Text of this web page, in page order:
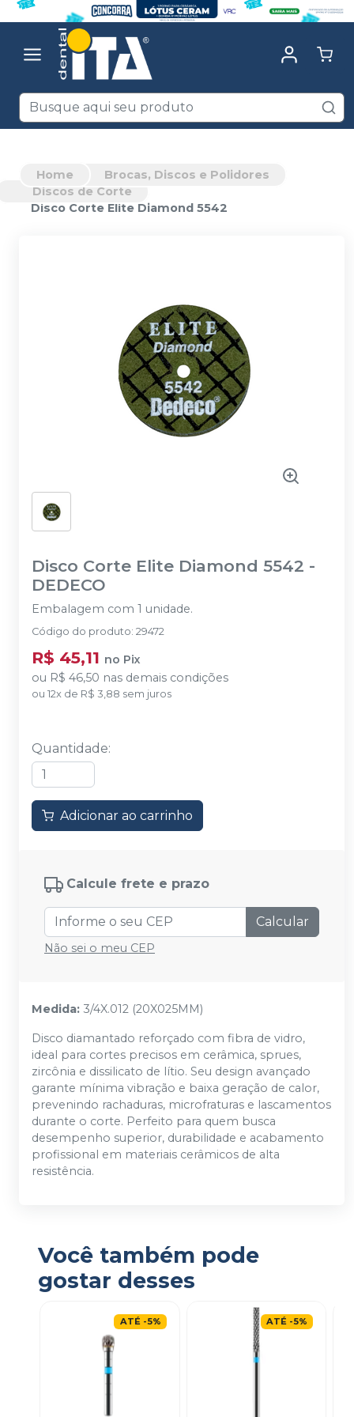
Home
Brocas, Discos e Polidores
Discos de Corte
Disco Corte Elite Diamond 5542
Disco Corte Elite Diamond 5542 -
DEDECO
Embalagem com 1 unidade.
Código do produto: 29472
R$ 45,11 no Pix
ou R$ 46,50 nas demais condições
ou 12x de R$ 3,88 sem juros
Quantidade:
Adicionar ao carrinho
Calcule frete e prazo
Calcular
Não sei o meu CEP
Medida: 3/4X.012 (20X025MM)
Disco diamantado reforçado com fibra de vidro,
ideal para cortes precisos em cerâmica, sprues,
zircônia e dissilicato de lítio. Seu design avançado
garante mínima vibração e baixa geração de calor,
prevenindo rachaduras, microfraturas e lascamentos
durante o corte. Perfeito para quem busca
desempenho superior, durabilidade e acabamento
profissional em materiais cerâmicos de alta
resistência.
Você também pode
gostar desses
ATÉ -5% ATÉ -5%